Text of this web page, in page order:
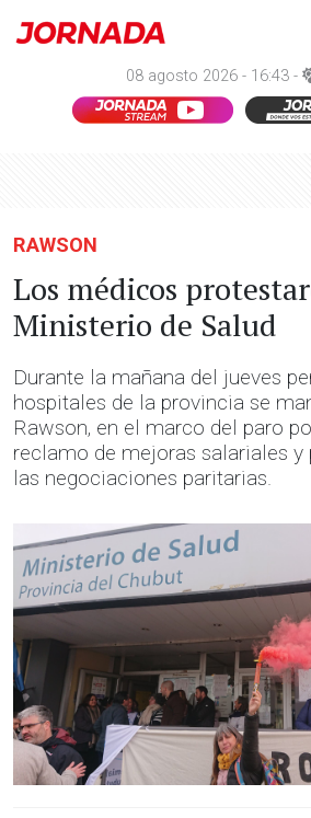
08 agosto 2026 - 16:43 -
RAWSON
Los médicos
Ministerio de Salud
Durante la mañana del jueves
hospitales de la provincia se
Rawson, en el marco del paro
reclamo de mejoras salariales
las negociaciones paritarias.